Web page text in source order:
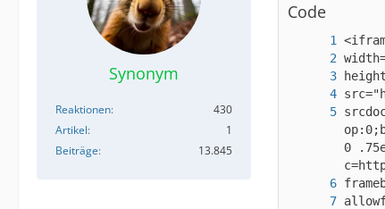
Synonym
Reaktionen
430
Artikel
1
Beiträge
13.845
Code
0